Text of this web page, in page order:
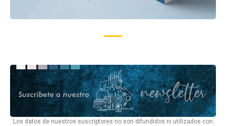
Los datos de nuestros suscriptores no son difundidos ni utilizados con